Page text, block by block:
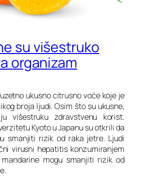
su višestruko
organizam
ukusno citrusno voće koje je
broja ljudi. Osim što su ukusne,
višestruku zdravstvenu korist.
Kyoto u Japanu su otkrili da
smanjiti rizik od raka jetre. Ljudi
virusni hepatitis konzumiranjem
mogu smanjiti rizik od